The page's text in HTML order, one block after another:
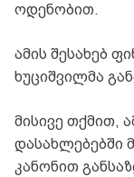
ოდენობით.
ამის შესახებ
ხუციშვილმა
მისივე თქმით,
დასახლებებში
კანონით